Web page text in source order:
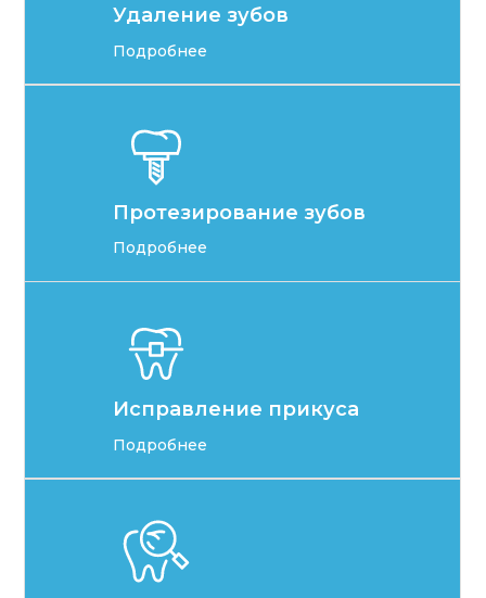
Удаление зубов
Протезирование зубов
Исправление прикуса
Подробнее
Подробнее
Подробнее